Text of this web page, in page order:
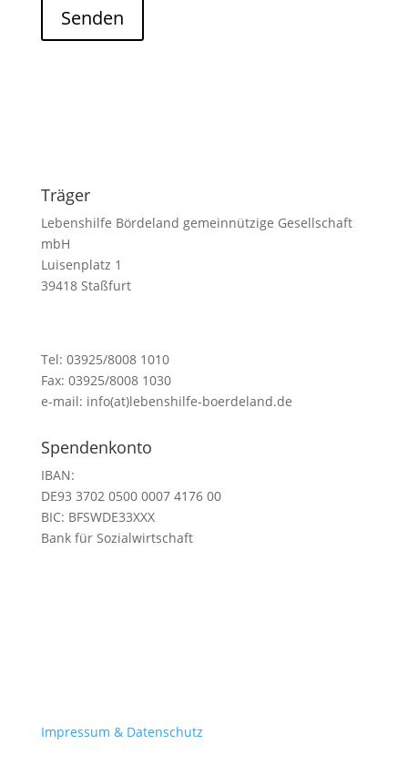
Senden
Träger
Lebenshilfe Bördeland gemeinnützige Gesellschaft
mbH
Luisenplatz 1
39418 Staßfurt
Tel: 03925/8008 1010
Fax: 03925/8008 1030
e-mail: info(at)lebenshilfe-boerdeland.de
Spendenkonto
IBAN:
DE93 3702 0500 0007 4176 00
BIC: BFSWDE33XXX
Bank für Sozialwirtschaft
Impressum & Datenschutz